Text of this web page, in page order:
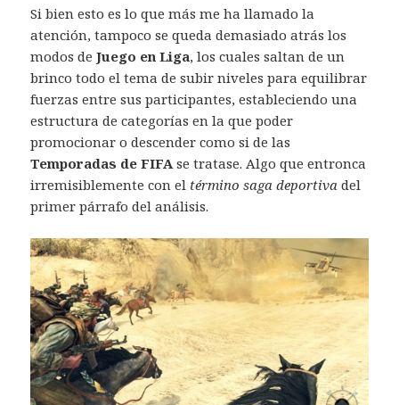
Si bien esto es lo que más me ha llamado la
atención, tampoco se queda demasiado atrás los
modos deJuego en Liga, los cuales saltan de un
brinco todo el tema de subir niveles para equilibrar
fuerzas entre sus participantes, estableciendo una
estructura de categorías en la que poder
promocionar o descender como si de las
Temporadas de FIFAse tratase. Algo que entronca
irremisiblemente con el término saga deportiva del
primer párrafo del análisis.